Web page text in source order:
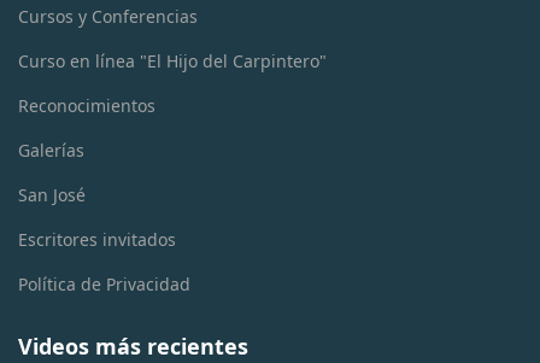
Cursos y Conferencias
Curso en línea "El Hijo del Carpintero"
Reconocimientos
Galerías
San José
Escritores invitados
Política de Privacidad
Videos más recientes